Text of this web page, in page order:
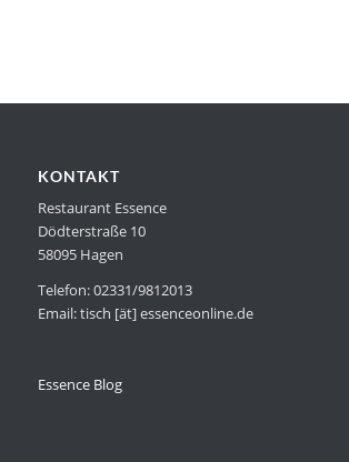
KONTAKT
Restaurant Essence
Dödterstraße 10
58095 Hagen
Telefon: 02331/9812013
Email: tisch [ät] essenceonline.de
Essence Blog